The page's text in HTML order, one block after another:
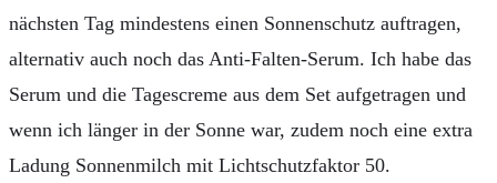
nächsten Tag mindestens einen Sonnenschutz auftragen,
alternativ auch noch das Anti-Falten-Serum. Ich habe das
Serum und die Tagescreme aus dem Set aufgetragen und
wenn ich länger in der Sonne war, zudem noch eine extra
Ladung Sonnenmilch mit Lichtschutzfaktor 50.